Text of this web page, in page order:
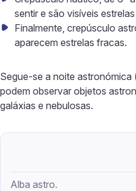
sentir e são visíveis
Finalmente, crepúsculo
aparecem estrelas fracas.
Segue-se a noite astronómica
podem observar objetos
galáxias e nebulosas.